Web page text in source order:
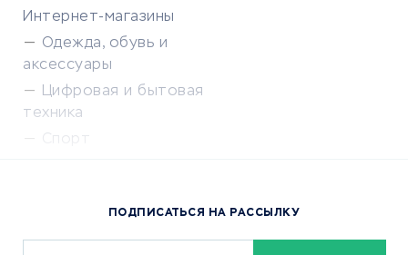
Интернет-магазины
Одежда, обувь и
аксессуары
Цифровая и бытовая
техника
Спорт
Сервисы доставкиПОДПИСАТЬСЯ НА РАССЫЛКУ